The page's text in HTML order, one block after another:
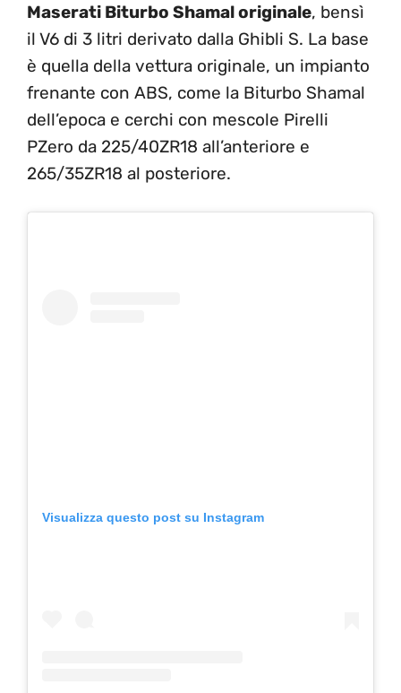
Maserati Biturbo Shamal originale, bensì
il V6 di 3 litri derivato dalla Ghibli S. La base
è quella della vettura originale, un impianto
frenante con ABS, come la Biturbo Shamal
dell’epoca e cerchi con mescole Pirelli
PZero da 225/40ZR18 all’anteriore e
265/35ZR18 al posteriore.
Visualizza questo post su Instagram